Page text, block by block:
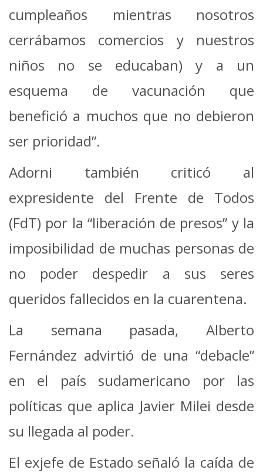
cumpleaños mientras nosotros
cerrábamos comercios y nuestros
niños no se educaban) y a un
esquema de vacunación que
benefició a muchos que no debieron
ser prioridad”.
Adorni también criticó al
expresidente del Frente de Todos
(FdT) por la “liberación de presos” y la
imposibilidad de muchas personas de
no poder despedir a sus seres
queridos fallecidos en la cuarentena.
La semana pasada, Alberto
Fernández advirtió de una “debacle”
en el país sudamericano por las
políticas que aplica Javier Milei desde
su llegada al poder.
El exjefe de Estado señaló la caída de